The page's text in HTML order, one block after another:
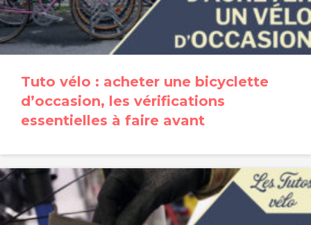
Tuto vélo : acheter une bicyclette
d’occasion, les vérifications
essentielles à faire avant